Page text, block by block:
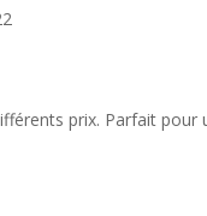
prix. Parfait pour